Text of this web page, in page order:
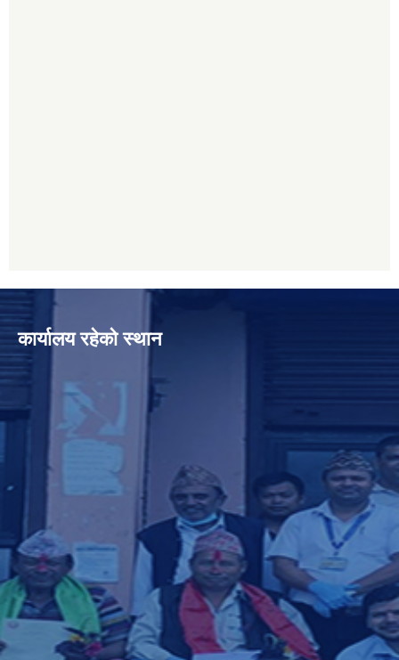
कार्यालय रहेको स्थान